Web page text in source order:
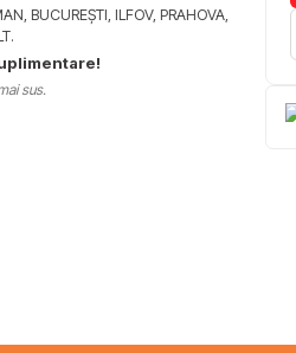
BUCUREȘTI, ILFOV, PRAHOVA,
sus.